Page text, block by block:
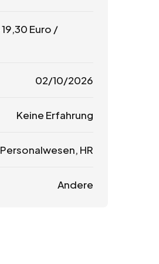
19,30 Euro /
02/10/2026
Keine Erfahrung
Personalwesen, HR
Andere